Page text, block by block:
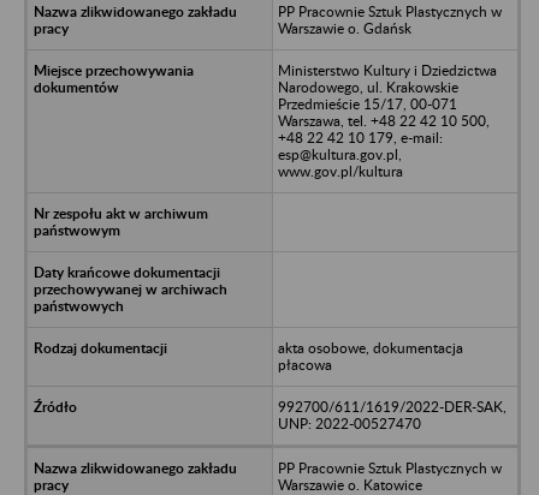
PP Pracownie Sztuk Plastycznych w
Warszawie o. Gdańsk
Ministerstwo Kultury i Dziedzictwa
Narodowego, ul. Krakowskie
Przedmieście 15/17, 00-071
Warszawa, tel. +48 22 42 10 500,
+48 22 42 10 179, e-mail:
esp@kultura.gov.pl,
www.gov.pl/kultura
akta osobowe, dokumentacja
płacowa
992700/611/1619/2022-DER-SAK,
UNP: 2022-00527470
PP Pracownie Sztuk Plastycznych w
Warszawie o. Katowice